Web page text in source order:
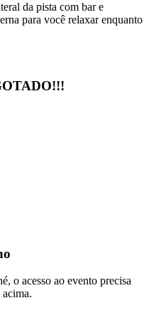
da pista com bar e
para você relaxar enquanto
o acesso ao evento precisa